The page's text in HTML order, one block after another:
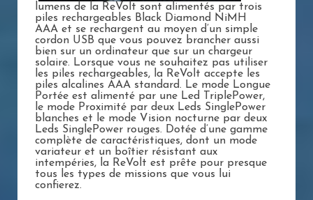
lumens de la ReVolt sont alimentés par trois
piles rechargeables Black Diamond NiMH
AAA et se rechargent au moyen d’un simple
cordon USB que vous pouvez brancher aussi
bien sur un ordinateur que sur un chargeur
solaire. Lorsque vous ne souhaitez pas utiliser
les piles rechargeables, la ReVolt accepte les
piles alcalines AAA standard. Le mode Longue
Portée est alimenté par une Led TriplePower,
le mode Proximité par deux Leds SinglePower
blanches et le mode Vision nocturne par deux
Leds SinglePower rouges. Dotée d’une gamme
complète de caractéristiques, dont un mode
variateur et un boîtier résistant aux
intempéries, la ReVolt est prête pour presque
tous les types de missions que vous lui
confierez.